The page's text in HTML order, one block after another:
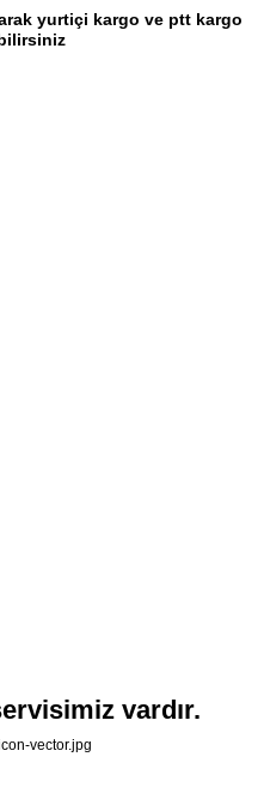
yurtiçi kargo ve ptt kargo
vardır.